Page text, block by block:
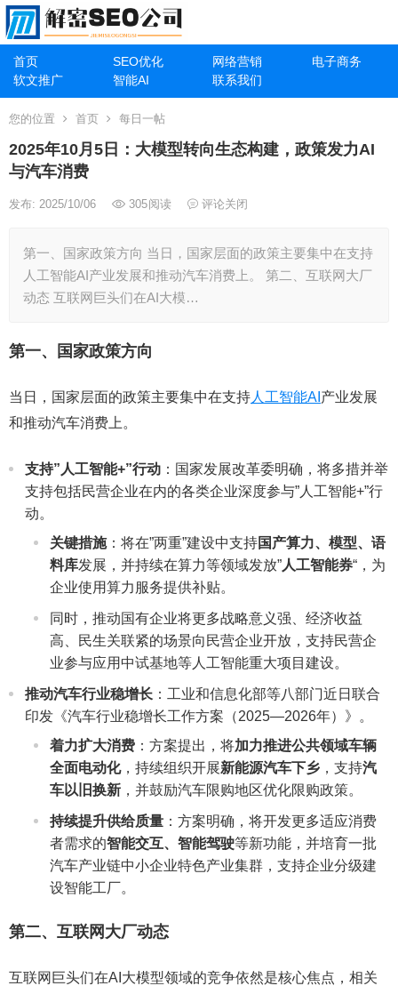
首页 SEO优化 网络营销
电子商务
软文推广
智能AI 联系我们
您的位置 首页 每日一帖
2025年10月5日：大模型转向生态构建，政策发力AI
与汽车消费
发布: 2025/10/06 305阅读 评论关闭
第一、国家政策方向 当日，国家层面的政策主要集中在支持
人工智能AI产业发展和推动汽车消费上。 第二、互联网大厂
动态 互联网巨头们在AI大模…
第一、国家政策方向
当日，国家层面的政策主要集中在支持人工智能AI 产业发展
和推动汽车消费上。
支持”人工智能+”行动 ：国家发展改革委明确，将多措并举
支持包括民营企业在内的各类企业深度参与”人工智能+”行
动。
关键措施：将在”两重”建设中支持国产算力、模型、语
料库发展，并持续在算力等领域发放”人工智能券“，为
企业使用算力服务提供补贴。
同时，推动国有企业将更多战略意义强、经济收益
高、民生关联紧的场景向民营企业开放，支持民营企
业参与应用中试基地等人工智能重大项目建设。
推动汽车行业稳增长 ：工业和信息化部等八部门近日联合
印发《汽车行业稳增长工作方案（2025—2026年）》。
着力扩大消费 ：方案提出，将加力推进公共领域车辆
全面电动化，持续组织开展新能源汽车下乡 ，支持汽
车以旧换新 ，并鼓励汽车限购地区优化限购政策。
持续提升供给质量 ：方案明确，将开发更多适应消费
者需求的智能交互、智能驾驶等新功能，并培育一批
汽车产业链中小企业特色产业集群，支持企业分级建
设智能工厂。
第二、互联网大厂动态
互联网巨头们在AI大模型领域的竞争依然是核心焦点，相关